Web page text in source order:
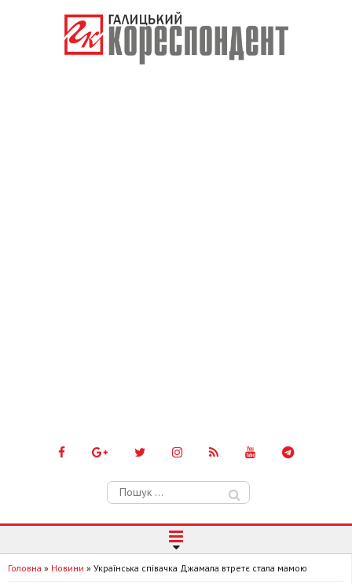
Пошук:
Головна » Новини » Українська співачка Джамала втретє стала мамою